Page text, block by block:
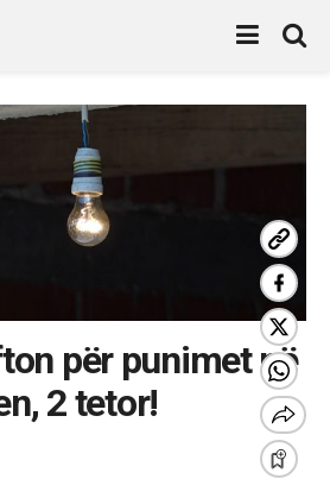
për punimet në
2 tetor!